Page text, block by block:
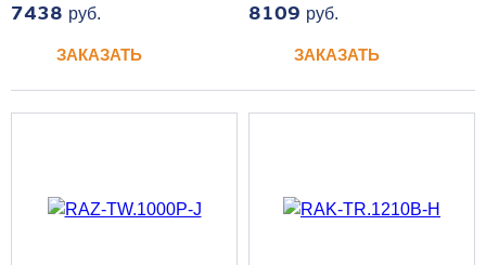
7438 руб.
ЗАКАЗАТЬ
8109 руб.
ЗАКАЗАТЬ